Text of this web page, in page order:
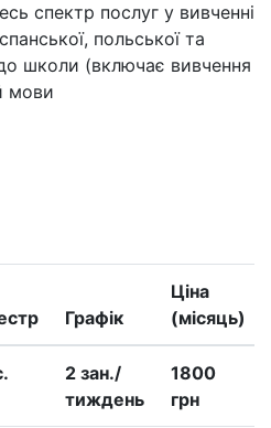
спектр послуг у вивченні
польської та
школи (включає вивчення
мови
Графік
Ціна
(місяць)
2 зан./
тиждень
1800
грн